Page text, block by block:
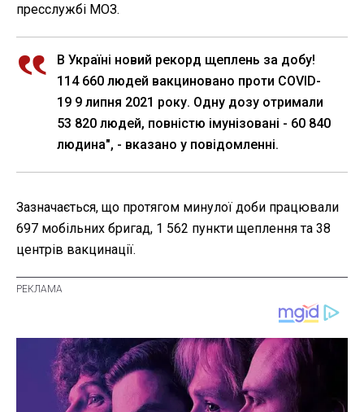
пресслужбі МОЗ.
В Україні новий рекорд щеплень за добу!
114 660 людей вакциновано проти COVID-
19 9 липня 2021 року. Одну дозу отримали
53 820 людей, повністю імунізовані - 60 840
людина", - вказано у повідомленні.
Зазначається, що протягом минулої доби працювали
697 мобільних бригад, 1 562 пункти щеплення та 38
центрів вакцинації.